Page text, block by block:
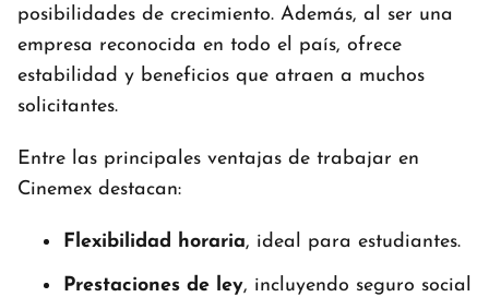
posibilidades de crecimiento. Además, al ser una
empresa reconocida en todo el país, ofrece
estabilidad y beneficios que atraen a muchos
solicitantes.
Entre las principales ventajas de trabajar en
Cinemex destacan:
Flexibilidad horaria, ideal para estudiantes.
Prestaciones de ley, incluyendo seguro social